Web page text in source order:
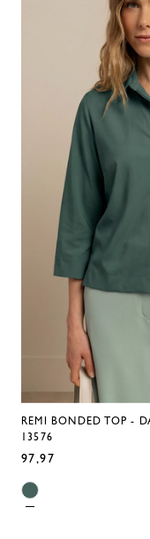
REMI BONDED TOP -
13576
97,97